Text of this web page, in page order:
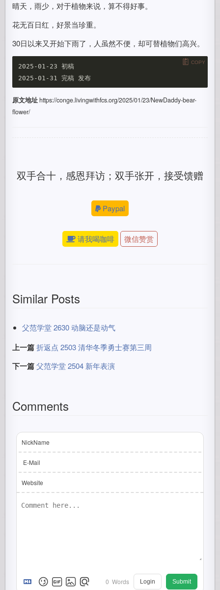
晴天，雨少，对于植物来说，算不得好事。
花无百日红，好景当珍重。
30日以来又开始下雨了，人虽然不便，却可替植物们高兴。
2025-01-23 初稿
COPY
原文地址https://conge.livingwithfcs.org/2025/01/23/NewDaddy-bear-
flower/
双手合十，感恩拜访；双手张开，接受馈赠
Paypal
请我喝咖啡 微信赞赏
Similar Posts
父范学堂 2630 动脑还是动气
上一篇 折返点 2503 清华冬季勇士赛第三周
下一篇 父范学堂 2504 新年表演
Comments
NickName
E-Mail
Website
0 Words Login Submit